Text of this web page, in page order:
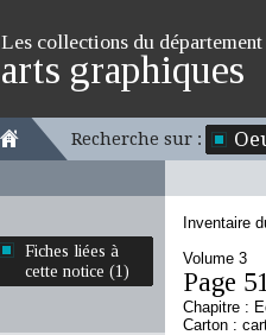
Les collections du département
arts graphiques
Recherche sur :
Fiches liées à
cette notice (1)
Inventaire
Volume 3
Page
Chapitre :
Carton :